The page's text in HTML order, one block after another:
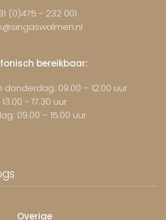
(0)475 - 232 001
bereikbaar:
09.00 – 12.00 uur
13.00 - 17.30 uur
09.00 – 15.00 uur
Overige